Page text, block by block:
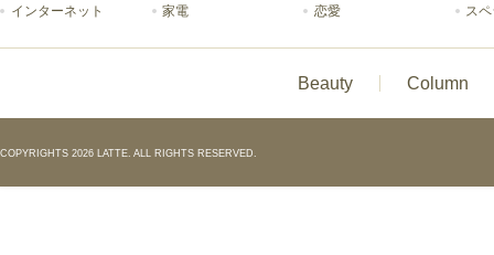
インターネット
家電 恋愛 ス
Beauty Column
COPYRIGHTS 2026 LATTE. ALL RIGHTS RESERVED.